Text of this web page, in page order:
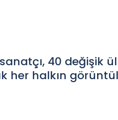
40 değişik
her halkın